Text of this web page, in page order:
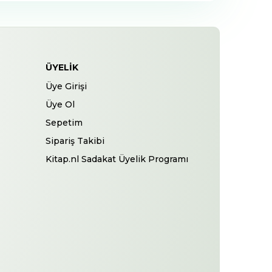
ÜYELIK
Üye Girişi
Üye Ol
Sepetim
Sipariş Takibi
Kitap.nl Sadakat Üyelik Programı